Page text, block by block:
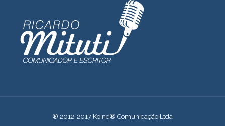
® 2012-2017 Koinê® Comunicação Ltda